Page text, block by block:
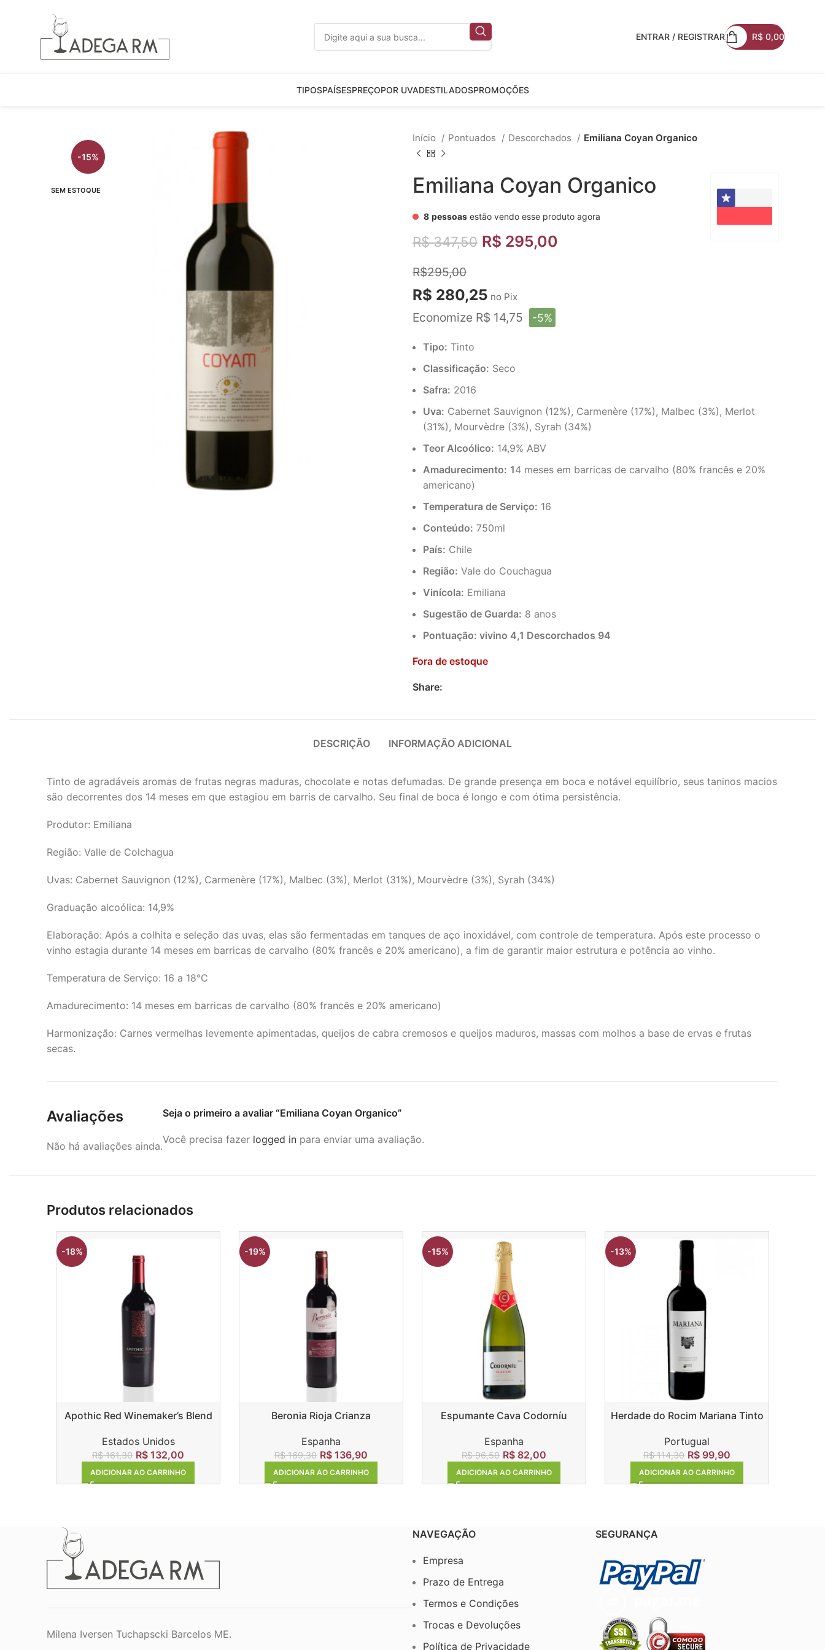
ENTRAR / REGISTRAR R$ 0,00
TIPOSPAÍSESPREÇOPOR UVADESTILADOSPROMOÇÕES
-15%
SEM ESTOQUE
Início Pontuados Descorchados Emiliana Coyan Organico
Emiliana Coyan Organico
8 pessoas estão vendo esse produto agora
R$347,50 R$ 295,00
R$295,00
R$ 280,25 no Pix
Economize R$ 14,75 -5%
Tipo: Tinto
Classificação: Seco
Safra: 2016
Uva: Cabernet Sauvignon (12%), Carmenère (17%), Malbec (3%), Merlot
(31%), Mourvèdre (3%), Syrah (34%)
Teor Alcoólico: 14,9% ABV
Amadurecimento: 14 meses em barricas de carvalho (80% francês e 20%
americano)
Temperatura de Serviço: 16
Conteúdo: 750ml
País: Chile
Região: Vale do Couchagua
Vinícola: Emiliana
Sugestão de Guarda: 8 anos
Pontuação: vivino 4,1 Descorchados 94
Fora de estoque
Share:
DESCRIÇÃO INFORMAÇÃO ADICIONAL
Tinto de agradáveis aromas de frutas negras maduras, chocolate e notas defumadas. De grande presença em boca e notável equilíbrio, seus taninos macios
são decorrentes dos 14 meses em que estagiou em barris de carvalho. Seu final de boca é longo e com ótima persistência.
Produtor: Emiliana
Região: Valle de Colchagua
Uvas: Cabernet Sauvignon (12%), Carmenère (17%), Malbec (3%), Merlot (31%), Mourvèdre (3%), Syrah (34%)
Graduação alcoólica: 14,9%
Elaboração: Após a colhita e seleção das uvas, elas são fermentadas em tanques de aço inoxidável, com controle de temperatura. Após este processo o
vinho estagia durante 14 meses em barricas de carvalho (80% francês e 20% americano), a fim de garantir maior estrutura e potência ao vinho.
Temperatura de Serviço: 16 a 18°C
Amadurecimento: 14 meses em barricas de carvalho (80% francês e 20% americano)
Harmonização: Carnes vermelhas levemente apimentadas, queijos de cabra cremosos e queijos maduros, massas com molhos a base de ervas e frutas
secas.
Avaliações
Não há avaliações ainda.
Seja o primeiro a avaliar “Emiliana Coyan Organico”
Você precisa fazer logged in para enviar uma avaliação.
Produtos relacionados
-18%
Apothic Red Winemaker’s Blend
Estados Unidos
R$161,30 R$ 132,00
ADICIONAR AO CARRINHO
-19%
Beronia Rioja Crianza
Espanha
R$169,30 R$ 136,90
ADICIONAR AO CARRINHO
-15%
Espumante Cava Codorníu
Espanha
R$96,50 R$ 82,00
ADICIONAR AO CARRINHO
-13%
Herdade do Rocim Mariana Tinto
Portugual
R$114,30 R$ 99,90
ADICIONAR AO CARRINHO
Milena Iversen Tuchapscki Barcelos ME.
NAVEGAÇÃO
Empresa
Prazo de Entrega
Termos e Condições
Trocas e Devoluções
Política de Privacidade
SEGURANÇA